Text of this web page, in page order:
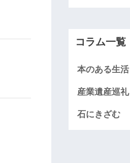
コラム一覧
本のある生活
産業遺産巡礼
石にきざむ